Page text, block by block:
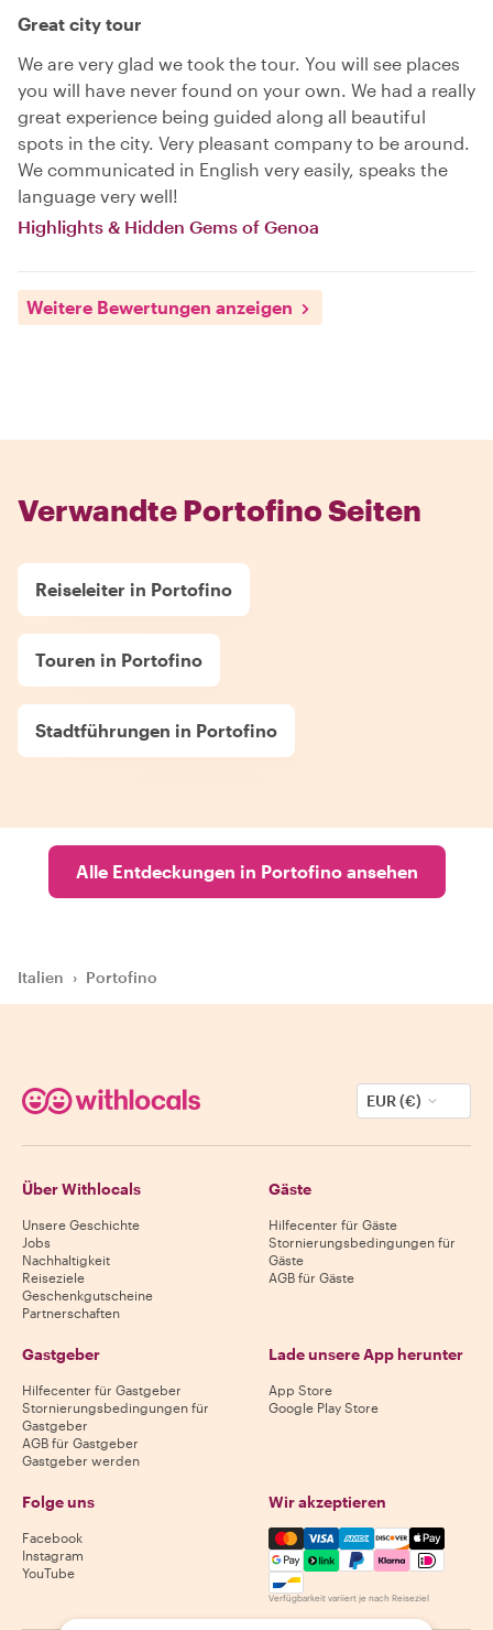
Great city tour
We are very glad we took the tour. You will see places
you will have never found on your own. We had a really
great experience being guided along all beautiful
spots in the city. Very pleasant company to be around.
We communicated in English very easily, speaks the
language very well!
Highlights & Hidden Gems of Genoa
Weitere Bewertungen anzeigen
Verwandte Portofino Seiten
Reiseleiter in Portofino
Touren in Portofino
Stadtführungen in Portofino
Alle Entdeckungen in Portofino ansehen
Italien › Portofino
EUR (€)
Über Withlocals
Unsere Geschichte
Jobs
Nachhaltigkeit
Reiseziele
Geschenkgutscheine
Partnerschaften
Gäste
Hilfecenter für Gäste
Stornierungsbedingungen für
Gäste
AGB für Gäste
Gastgeber
Hilfecenter für Gastgeber
Stornierungsbedingungen für
Gastgeber
AGB für Gastgeber
Gastgeber werden
Lade unsere App herunter
App Store
Google Play Store
Folge uns
Facebook
Instagram
YouTube
Wir akzeptieren
Mastercard, Visa, Amex,
Verfügbarkeit variiert je nach Reiseziel